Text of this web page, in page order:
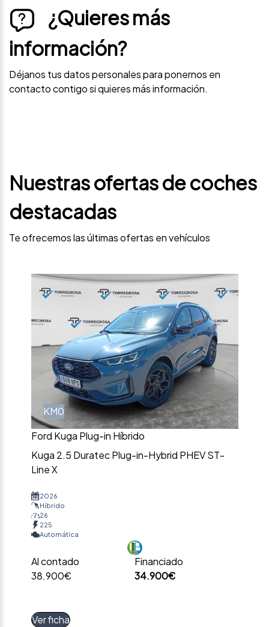
¿Quieres más
información?
Déjanos tus datos personales para ponernos en
contacto contigo si quieres más información.
Nuestras ofertas de coches
destacadas
Te ofrecemos las últimas ofertas en vehículos
KM0
Ford Kuga Plug-in Híbrido
Kuga 2.5 Duratec Plug-in-Hybrid PHEV ST-
Line X
2026
Híbrido
26
225
Automática
Al contado
38.900€
Financiado
34.900€
Ver ficha